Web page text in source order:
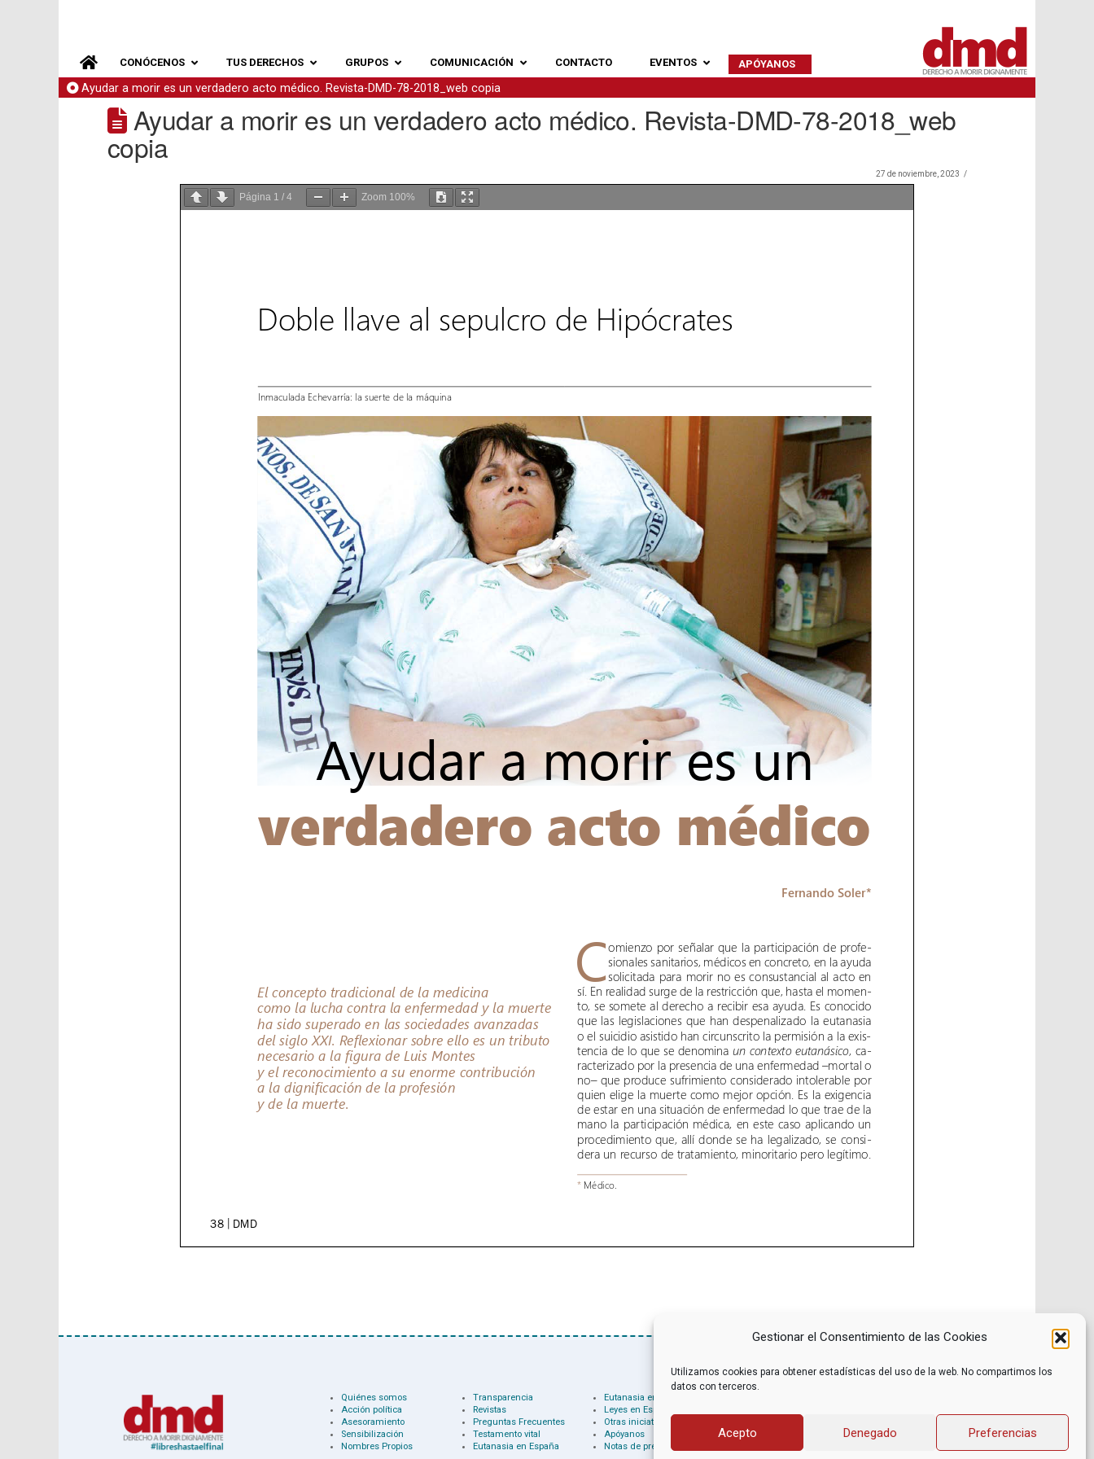
Gestionar el Consentimiento de las Cookies
Utilizamos cookies para obtener estadísticas del uso de la web. No compartimos los
datos con terceros.
Acepto Denegado Preferencias
CONÓCENOS TUS DERECHOS GRUPOS COMUNICACIÓN CONTACTO EVENTOS APÓYANOS
Ayudar a morir es un verdadero acto médico. Revista-DMD-78-2018_web copia
Ayudar a morir es un verdadero acto médico. Revista-DMD-78-2018_web
copia
27 de noviembre, 2023
Página 1 / 4 Zoom 100%
Quiénes somos
Acción política
Asesoramiento
Sensibilización
Nombres Propios
Transparencia
Revistas
Preguntas Frecuentes
Testamento vital
Eutanasia en España
Eutanasia en el mundo
Leyes en España
Otras iniciativas
Apóyanos
Notas de prensa
Libros recomendados
Películas recomendadas
Facebook